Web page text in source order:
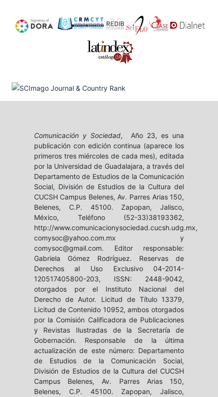
Comunicación y Sociedad, Año 23, es una
publicación con edición continua (aparece los
primeros tres miércoles de cada mes), editada
por la Universidad de Guadalajara, a través del
Departamento de Estudios de la Comunicación
Social, División de Estudios de la Cultura del
CUCSH Campus Belenes, Av. Parres Arias 150,
Belenes, C.P. 45100. Zapopan, Jalisco,
México, Teléfono (52-33)38193362,
http://www.comunicacionysociedad.cucsh.udg.mx,
comysoc@yahoo.com.mx y
comysoc@gmail.com. Editor responsable:
Gabriela Gómez Rodríguez. Reservas de
Derechos al Uso Exclusivo 04-2014-
120517405800-203, ISSN: 2448-9042,
otorgados por el Instituto Nacional del
Derecho de Autor. Licitud de Título 13379,
Licitud de Contenido 10952, ambos otorgados
por la Comisión Calificadora de Publicaciones
y Revistas Ilustradas de la Secretaría de
Gobernación. Responsable de la última
actualización de este número: Departamento
de Estudios de la Comunicación Social,
División de Estudios de la Cultura del CUCSH
Campus Belenes, Av. Parres Arias 150,
Belenes, C.P. 45100. Zapopan, Jalisco,